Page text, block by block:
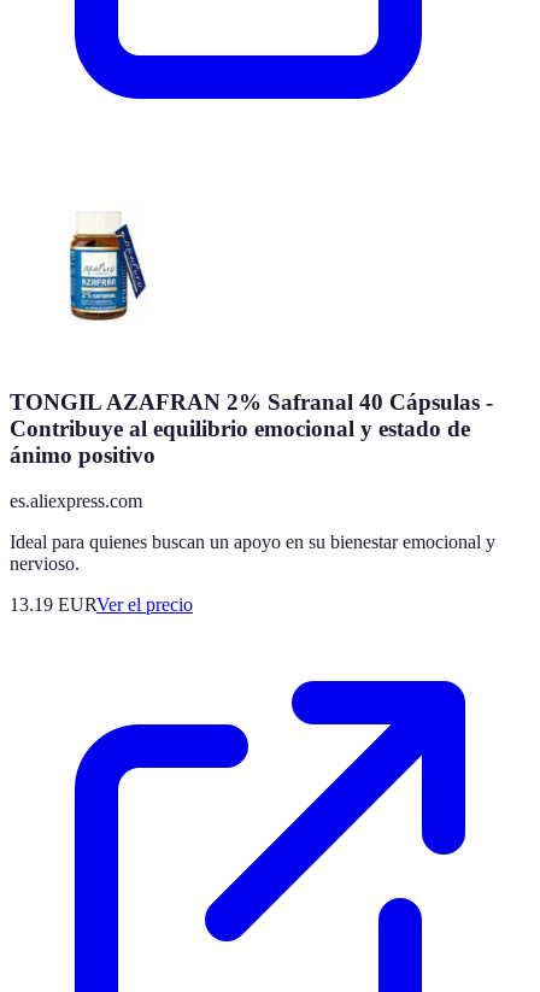
TONGIL AZAFRAN 2% Safranal 40 Cápsulas -
Contribuye al equilibrio emocional y estado de
ánimo positivo
es.aliexpress.com
Ideal para quienes buscan un apoyo en su bienestar emocional y
nervioso.
13.19 EURVer el precio